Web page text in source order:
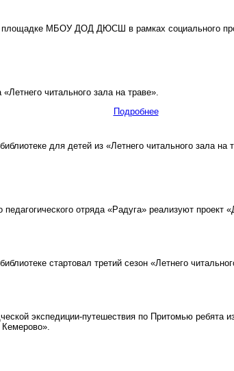
МБОУ ДОД ДЮСШ в рамках социального
читального зала на траве».
Подробнее
для детей из «Летнего читального зала на
отряда «Радуга» реализуют проект
стартовал третий сезон «Летнего
экспедиции-путешествия по Притомью ребята